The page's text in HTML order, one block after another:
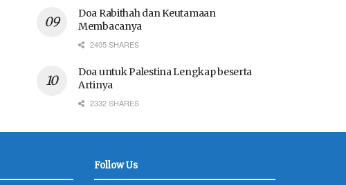
Doa Rabithah dan Keutamaan
Membacanya
2405 SHARES
Doa untuk Palestina Lengkap beserta
Artinya
2332 SHARES
Follow Us